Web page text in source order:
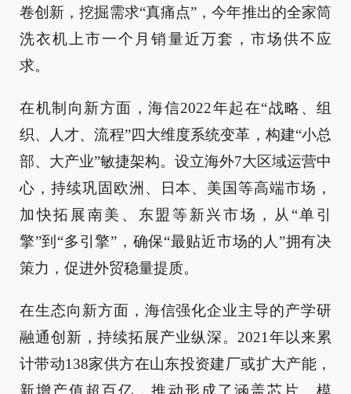
卷创新，挖掘需求“真痛点”，今年推出的全家筒
洗衣机上市一个月销量近万套，市场供不应
求。
在机制向新方面，海信2022年起在“战略、组
织、人才、流程”四大维度系统变革，构建“小总
部、大产业”敏捷架构。设立海外7大区域运营中
心，持续巩固欧洲、日本、美国等高端市场，
加快拓展南美、东盟等新兴市场，从“单引
擎”到“多引擎”，确保“最贴近市场的人”拥有决
策力，促进外贸稳量提质。
在生态向新方面，海信强化企业主导的产学研
融通创新，持续拓展产业纵深。2021年以来累
计带动138家供方在山东投资建厂或扩大产能，